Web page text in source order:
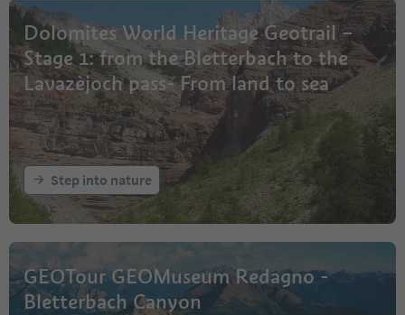
Dolomites World Heritage Geotrail –
Stage 1: from the Bletterbach to the
Lavazèjoch pass- From land to sea
Step into nature
GEOTour GEOMuseum Redagno -
Bletterbach Canyon